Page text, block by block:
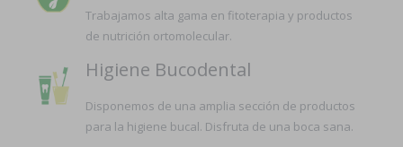
Trabajamos alta gama en fitoterapia y productos
de nutrición ortomolecular.
Higiene Bucodental
Disponemos de una amplia sección de productos
para la higiene bucal. Disfruta de una boca sana.